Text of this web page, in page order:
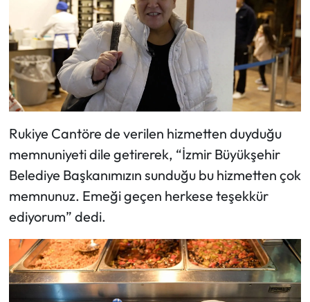
Rukiye Cantöre de verilen hizmetten duyduğu
memnuniyeti dile getirerek, “İzmir Büyükşehir
Belediye Başkanımızın sunduğu bu hizmetten çok
memnunuz. Emeği geçen herkese teşekkür
ediyorum” dedi.